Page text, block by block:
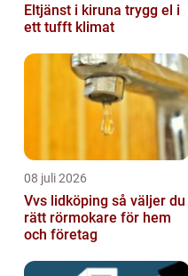
Eltjänst i kiruna trygg el i
ett tufft klimat
08 juli 2026
Vvs lidköping så väljer du
rätt rörmokare för hem
och företag